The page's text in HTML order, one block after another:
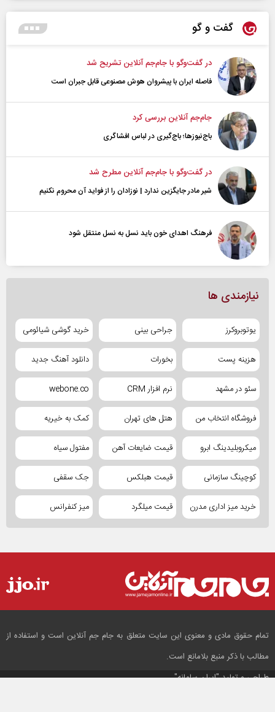
گفت و گو
در گفت‌و‌گو با جام‌جم آنلاین تشریح شد
فاصله ایران با پیشرو‌ان هوش مصنوعی قابل جبران است
جام‌جم آنلاین بررسی کرد
باج‌نیوزها؛ باج‌گیری در لباس افشاگری
در گفت‌و‌گو با جام‌جم آنلاین مطرح شد
شیر مادر جایگزین ندارد | نوزادان را از فواید آن محروم نکنیم
فرهنگ اهدای خون باید نسل به نسل منتقل شود
نیازمندی ها
یوتوبروکرز جراحی بینی خرید گوشی شیائومی
هزینه پست بخورات دانلود آهنگ جدید
سئو در مشهد نرم افزار CRM webone.co
فروشگاه انتخاب من هتل های تهران کمک به خیریه
میکروبلیدینگ ابرو قیمت ضایعات آهن مفتول سیاه
کوچینگ سازمانی قیمت هبلکس جک سقفی
خرید میز اداری مدرن قیمت میلگرد میز کنفرانس
تمام حقوق مادی و معنوی این سایت متعلق به جام جم آنلاین است و استفاده از
مطالب با ذکر منبع بلامانع است.
طراحی و تولید"ایران سامانه"